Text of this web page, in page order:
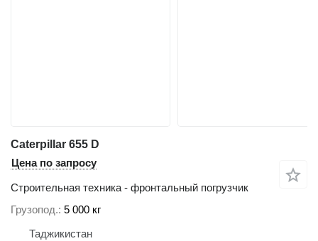
Caterpillar 655 D
Цена по запросу
Строительная техника - фронтальный погрузчик
Грузопод. 5 000 кг
Таджикистан